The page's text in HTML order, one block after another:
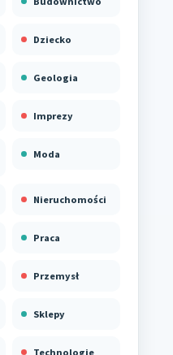
Dziecko
Geologia
Imprezy
Moda
Nieruchomości
Praca
Przemysł
Sklepy
Technologie